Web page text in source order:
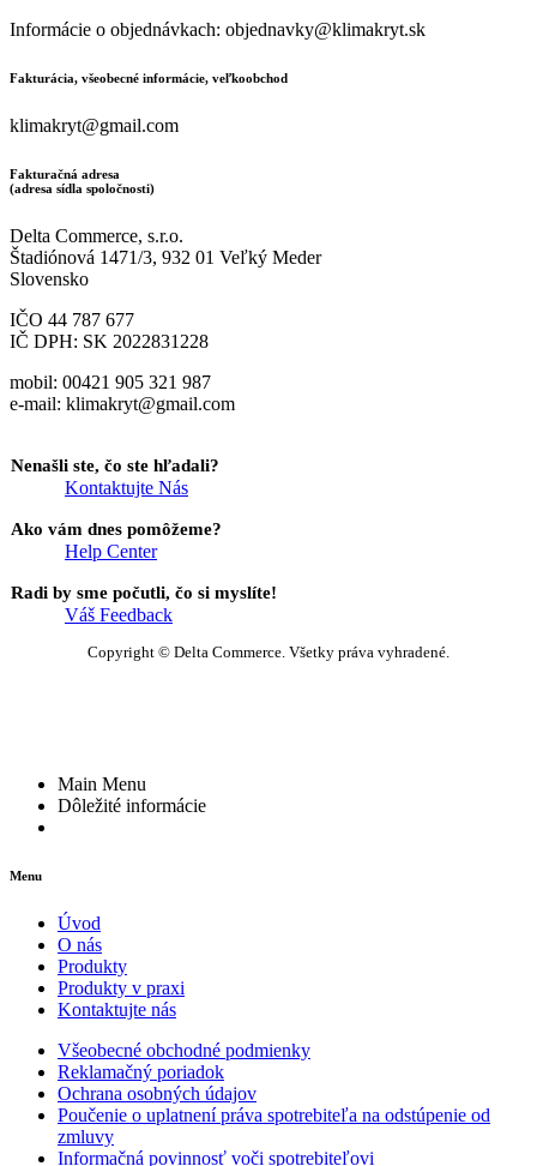
Informácie o objednávkach: objednavky@klimakryt.sk
Fakturácia, všeobecné informácie, veľkoobchod
klimakryt@gmail.com
Fakturačná adresa
(adresa sídla spoločnosti)
Delta Commerce, s.r.o.
Štadiónová 1471/3, 932 01 Veľký Meder
Slovensko
IČO 44 787 677
IČ DPH: SK 2022831228
mobil: 00421 905 321 987
e-mail: klimakryt@gmail.com
Nenašli ste, čo ste hľadali?
Kontaktujte Nás
Ako vám dnes pomôžeme?
Help Center
Radi by sme počutli, čo si myslíte!
Váš Feedback
Copyright © Delta Commerce. Všetky práva vyhradené.
Main Menu
Dôležité informácie
Menu
Úvod
O nás
Produkty
Produkty v praxi
Kontaktujte nás
Všeobecné obchodné podmienky
Reklamačný poriadok
Ochrana osobných údajov
Poučenie o uplatnení práva spotrebiteľa na odstúpenie od
zmluvy
Informačná povinnosť voči spotrebiteľovi